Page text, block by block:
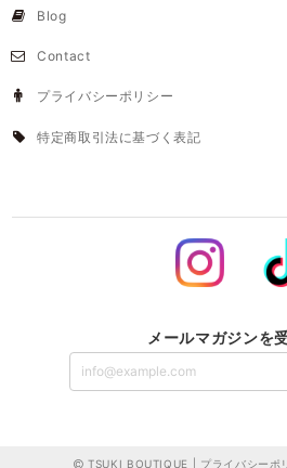
Blog
Contact
プライバシーポリシー
特定商取引法に基づく表記
メールマガジンを
TSUKI BOUTIQUE | プライバシーポ